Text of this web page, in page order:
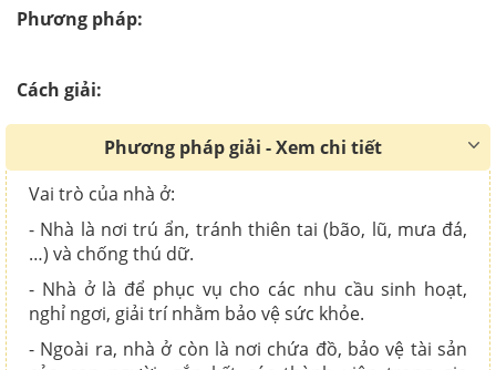
Phương pháp:
Cách giải:
Phương pháp giải - Xem chi tiết
Vai trò của nhà ở:
- Nhà là nơi trú ẩn, tránh thiên tai (bão, lũ, mưa đá,
…) và chống thú dữ.
- Nhà ở là để phục vụ cho các nhu cầu sinh hoạt,
nghỉ ngơi, giải trí nhằm bảo vệ sức khỏe.
- Ngoài ra, nhà ở còn là nơi chứa đồ, bảo vệ tài sản